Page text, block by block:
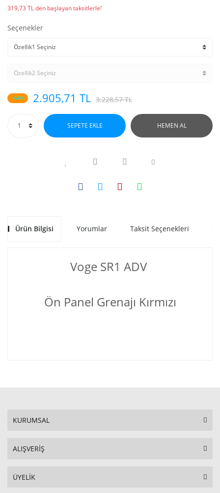
319,73 TL den başlayan taksitlerle!
Seçenekler
%10 2.905,71 TL 3.228,57 TL
SEPETE EKLE HEMEN AL
Ürün Bilgisi Yorumlar Taksit Seçenekleri
Voge SR1 ADV
Ön Panel Grenajı Kırmızı
KURUMSAL
ALIŞVERİŞ
ÜYELİK